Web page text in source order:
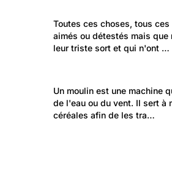
Temps libre et culture: Vie
L'abandon
Toutes ces choses, tous
aimés ou détestés mais que
leur triste sort et qui n'ont …
Environnement: Urbanisme et
Moulins
Un moulin est une machine
de l'eau ou du vent. Il sert à
céréales afin de les tra…